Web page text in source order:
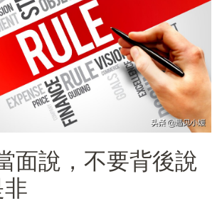
面說，不要背後說